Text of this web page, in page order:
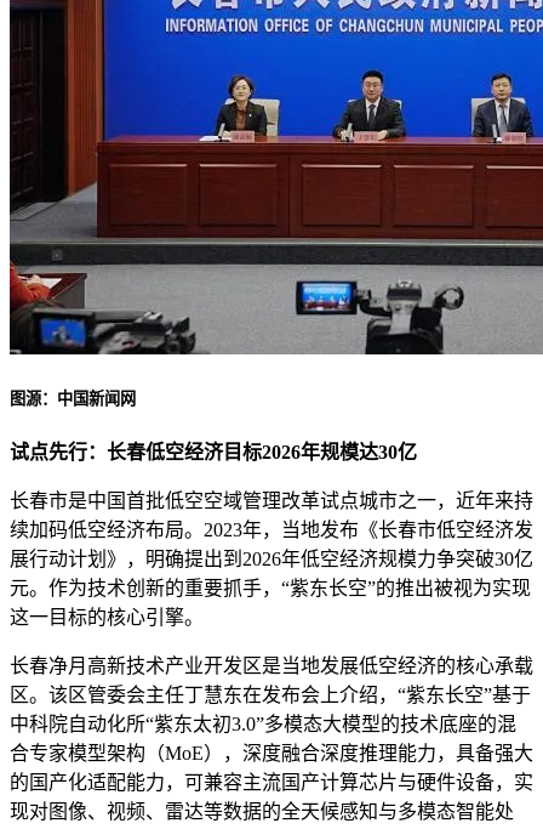
图源：中国新闻网
试点先行：长春低空经济目标2026年规模达30亿
长春市是中国首批低空空域管理改革试点城市之一，近年来持
续加码低空经济布局。2023年，当地发布《长春市低空经济发
展行动计划》，明确提出到2026年低空经济规模力争突破30亿
元。作为技术创新的重要抓手，“紫东长空”的推出被视为实现
这一目标的核心引擎。
长春净月高新技术产业开发区是当地发展低空经济的核心承载
区。该区管委会主任丁慧东在发布会上介绍，“紫东长空”基于
中科院自动化所“紫东太初3.0”多模态大模型的技术底座的混
合专家模型架构（MoE），深度融合深度推理能力，具备强大
的国产化适配能力，可兼容主流国产计算芯片与硬件设备，实
现对图像、视频、雷达等数据的全天候感知与多模态智能处